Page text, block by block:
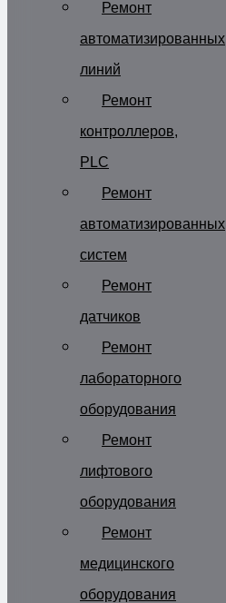
Ремонт
автоматизированных
линий
Ремонт
контроллеров,
PLC
Ремонт
автоматизированных
систем
Ремонт
датчиков
Ремонт
лабораторного
оборудования
Ремонт
лифтового
оборудования
Ремонт
медицинского
оборудования